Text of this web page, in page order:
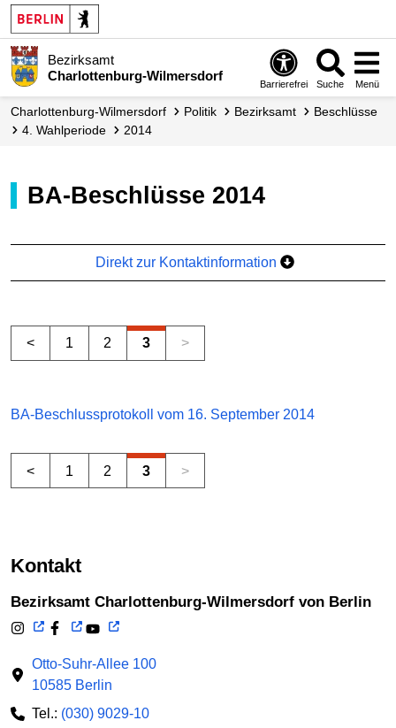
Bezirksamt
Charlottenburg-Wilmersdorf
Barrierefrei Suche Menü
Charlottenburg-Wilmersdorf Politik Bezirksamt
Beschlüsse
4. Wahlperiode
2014
BA-Beschlüsse 2014
Direkt zur Kontaktinformation
< 1 2 3 >
BA-Beschlussprotokoll vom 16. September 2014
< 1 2 3 >
Kontakt
Bezirksamt Charlottenburg-Wilmersdorf von Berlin
Otto-Suhr-Allee 100
10585 Berlin
Tel.: (030) 9029-10